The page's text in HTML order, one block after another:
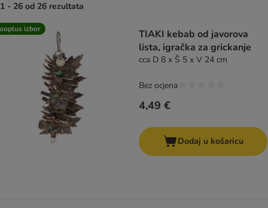
1 - 26 od 26 rezultata
artikli proizvoda su promijenjeni
izbor
TIAKI kebab od javorova
lista, igračka za grickanje
cca D 8 x Š 5 x V 24 cm
4,49 €
Bez ocjena
Dodaj u košaricu